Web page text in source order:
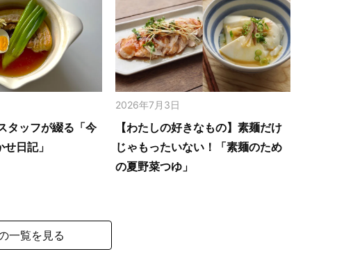
タッフが綴る「今
日記」
2026年7月3日
【わたしの好きなもの】素麺だけ
じゃもったいない！「素麺のため
の夏野菜つゆ」
一覧を見る